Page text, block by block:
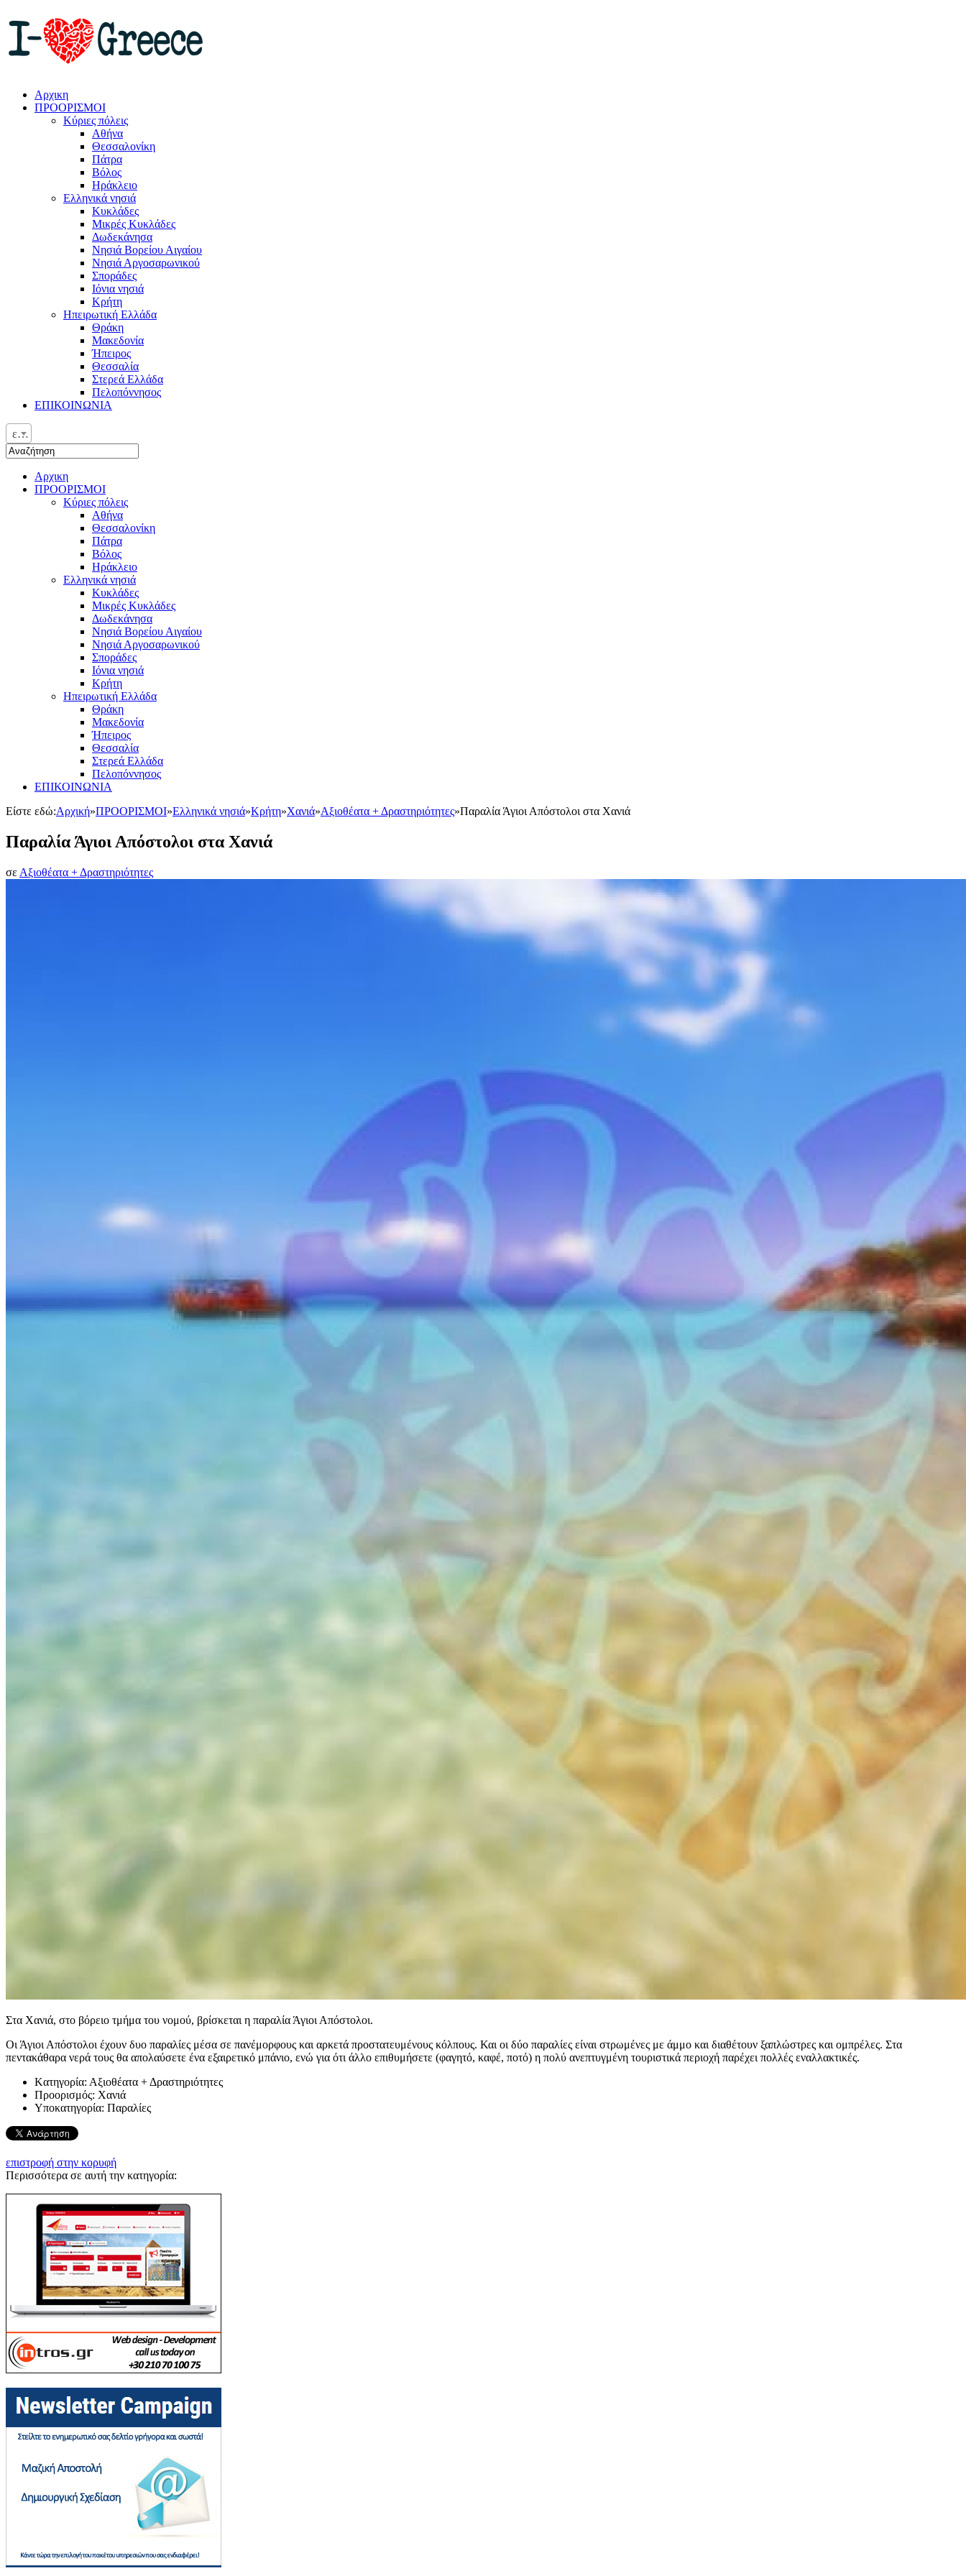
Αρχικη
ΠΡΟΟΡΙΣΜΟΙ
Κύριες πόλεις
Αθήνα
Θεσσαλονίκη
Πάτρα
Βόλος
Ηράκλειο
Ελληνικά νησιά
Κυκλάδες
Μικρές Κυκλάδες
Δωδεκάνησα
Νησιά Βορείου Αιγαίου
Νησιά Αργοσαρωνικού
Σποράδες
Ιόνια νησιά
Κρήτη
Ηπειρωτική Ελλάδα
Θράκη
Μακεδονία
Ήπειρος
Θεσσαλία
Στερεά Ελλάδα
Πελοπόννησος
ΕΠΙΚΟΙΝΩΝΙΑ
ελ
Αρχικη
ΠΡΟΟΡΙΣΜΟΙ
Κύριες πόλεις
Αθήνα
Θεσσαλονίκη
Πάτρα
Βόλος
Ηράκλειο
Ελληνικά νησιά
Κυκλάδες
Μικρές Κυκλάδες
Δωδεκάνησα
Νησιά Βορείου Αιγαίου
Νησιά Αργοσαρωνικού
Σποράδες
Ιόνια νησιά
Κρήτη
Ηπειρωτική Ελλάδα
Θράκη
Μακεδονία
Ήπειρος
Θεσσαλία
Στερεά Ελλάδα
Πελοπόννησος
ΕΠΙΚΟΙΝΩΝΙΑ
Είστε εδώ:Αρχική»ΠΡΟΟΡΙΣΜΟΙ»Ελληνικά νησιά»Κρήτη»Χανιά»Αξιοθέατα + Δραστηριότητες»Παραλία Άγιοι Απόστολοι στα Χανιά
Παραλία Άγιοι Απόστολοι στα Χανιά
σε Αξιοθέατα + Δραστηριότητες
Στα Χανιά, στο βόρειο τμήμα του νομού, βρίσκεται η παραλία Άγιοι Απόστολοι.
Οι Άγιοι Απόστολοι έχουν δυο παραλίες μέσα σε πανέμορφους και αρκετά προστατευμένους κόλπους. Και οι δύο παραλίες είναι στρωμένες με άμμο και διαθέτουν ξαπλώστρες και ομπρέλες. Στα
πεντακάθαρα νερά τους θα απολαύσετε ένα εξαιρετικό μπάνιο, ενώ για ότι άλλο επιθυμήσετε (φαγητό, καφέ, ποτό) η πολύ ανεπτυγμένη τουριστικά περιοχή παρέχει πολλές εναλλακτικές.
Kατηγορία: Αξιοθέατα + Δραστηριότητες
Προορισμός: Χανιά
Υποκατηγορία: Παραλίες
επιστροφή στην κορυφή
Περισσότερα σε αυτή την κατηγορία: